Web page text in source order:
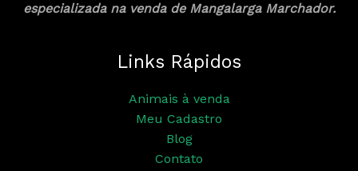
especializada na venda de Mangalarga Marchador.
Links Rápidos
Animais à venda
Meu Cadastro
Blog
Contato